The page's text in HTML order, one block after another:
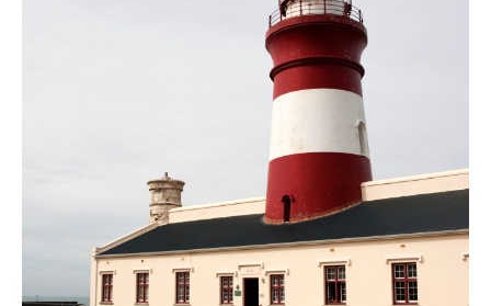
Vilde blomster i massevis
Agulhas National Park har international betydning på